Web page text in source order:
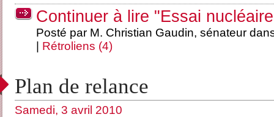
Continuer à lire "Essai
Posté par M. Christian Gaudin, sénateur
Rétroliens (4)
Plan de relance
Samedi, 3 avril 2010